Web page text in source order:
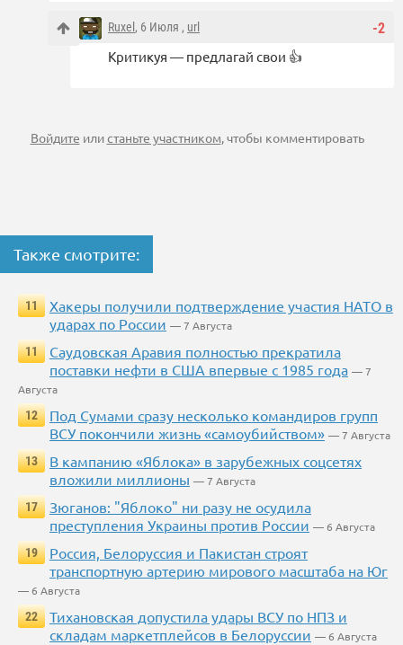
-2
Ruxel , 6 Июля , url
Критикуя — предлагай свои 👍
Войдите илистаньте участником, чтобы комментировать
Также смотрите:
11
Хакеры получили подтверждение участия НАТО в
ударах по России — 7 Августа
11
Саудовская Аравия полностью прекратила
поставки нефти в США впервые с 1985 года — 7
Августа
12
Под Сумами сразу несколько командиров групп
ВСУ покончили жизнь «самоубийством» — 7 Августа
13
В кампанию «Яблока» в зарубежных соцсетях
вложили миллионы — 7 Августа
17
Зюганов: "Яблоко" ни разу не осудила
преступления Украины против России — 6 Августа
19
Россия, Белоруссия и Пакистан строят
транспортную артерию мирового масштаба на Юг
— 6 Августа
22
Тихановская допустила удары ВСУ по НПЗ и
складам маркетплейсов в Белоруссии — 6 Августа